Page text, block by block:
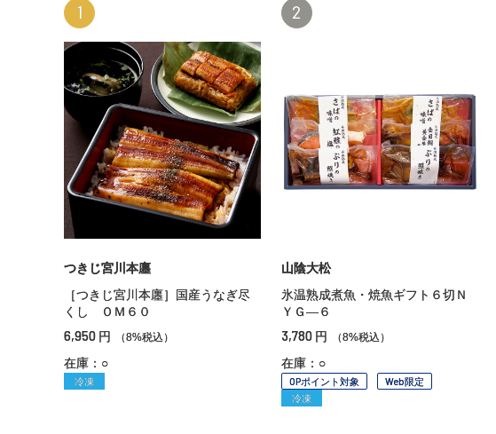
1
つきじ宮川本廛
［つきじ宮川本廛］国産うなぎ尽
くし ＯＭ６０
6,950 円 （8%税込）
在庫：○
冷凍
2
山陰大松
氷温熟成煮魚・焼魚ギフト６切Ｎ
ＹＧ—６
3,780 円 （8%税込）
在庫：○
OPポイント対象
Web限定
冷凍